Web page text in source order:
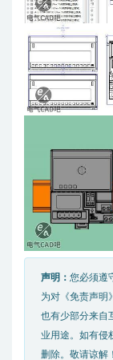
声明： 您必须遵
为对《免责声明
也有少部分来自
业用途。如有侵
删除。敬请谅解